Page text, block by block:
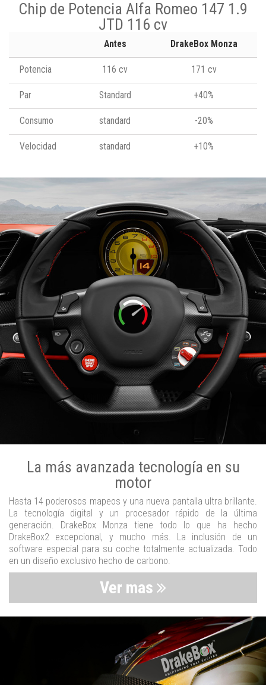
Chip de Potencia Alfa Romeo 147 1.9
JTD 116 cv
Antes DrakeBox Monza
Potencia 116 cv 171 cv
Par Standard +40%
Consumo standard -20%
Velocidad standard +10%
La más avanzada tecnología en su
motor
Hasta 14 poderosos mapeos y una nueva pantalla ultra brillante.
La tecnología digital y un procesador rápido de la última
generación. DrakeBox Monza tiene todo lo que ha hecho
DrakeBox2 excepcional, y mucho más. La inclusión de un
software especial para su coche totalmente actualizada. Todo
en un diseño exclusivo hecho de carbono.
Ver mas